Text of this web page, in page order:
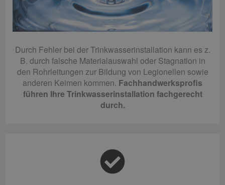
Durch Fehler bei der Trinkwasserinstallation kann es z.
B. durch falsche Materialauswahl oder Stagnation in
den Rohrleitungen zur Bildung von Legionellen sowie
anderen Keimen kommen. Fachhandwerksprofis
führen Ihre Trinkwasserinstallation fachgerecht
durch.